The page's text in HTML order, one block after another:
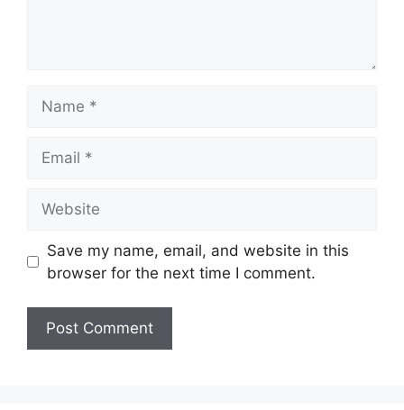
Save my name, email, and website in this
browser for the next time I comment.